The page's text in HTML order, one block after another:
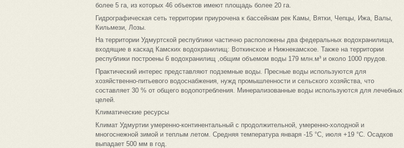
более 5 га, из которых 46 объектов имеют площадь более 20 га.
Гидрографическая сеть территории приурочена к бассейнам рек Камы, Вятки, Чепцы, Ижа, Валы,
Кильмези, Лозы.
На территории Удмуртской республики частично расположены два федеральных водохранилища,
входящие в каскад Камских водохранилищ: Воткинское и Нижнекамское. Также на территории
республики построены 6 водохранилищ ,общим объемом воды 179 млн.м³ и около 1000 прудов.
Практический интерес представляют подземные воды. Пресные воды используются для
хозяйственно-питьевого водоснабжения, нужд промышленности и сельского хозяйства, что
составляет 30 % от общего водопотребления. Минерализованные воды используются для лечебных
целей.
Климатические ресурсы
Климат Удмуртии умеренно-континентальный с продолжительной, умеренно-холодной и
многоснежной зимой и теплым летом. Средняя температура января -15 °С, июля +19 °С. Осадков
выпадает 500 мм в год.